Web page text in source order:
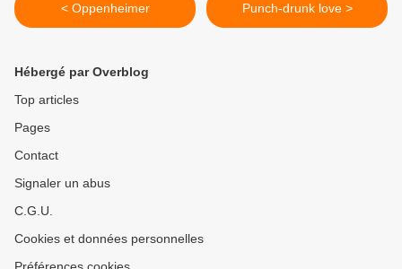
< Oppenheimer Punch-drunk love >
Hébergé par Overblog
Top articles
Pages
Contact
Signaler un abus
C.G.U.
Cookies et données personnelles